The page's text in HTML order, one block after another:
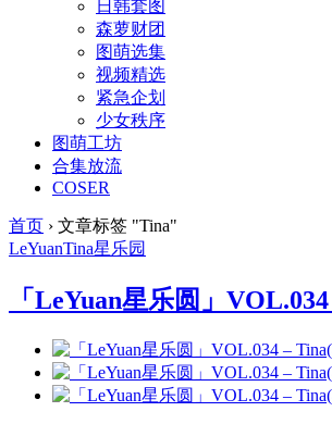
日韩套图
森萝财团
图萌选集
视频精选
紧急企划
少女秩序
图萌工坊
合集放流
COSER
首页 › 文章标签 "Tina"
LeYuanTina星乐园
「LeYuan星乐圆」